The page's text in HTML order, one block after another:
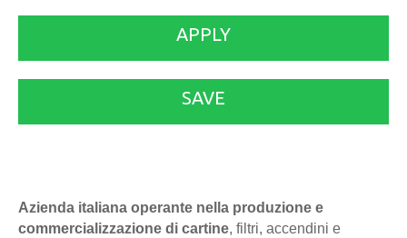
APPLY
SAVE
Azienda italiana operante nella produzione e
commercializzazione di cartine, filtri, accendini e